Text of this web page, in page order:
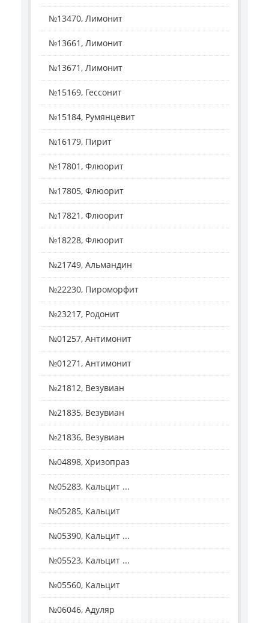
№13470, Лимонит
№13661, Лимонит
№13671, Лимонит
№15169, Гессонит
№15184, Румянцевит
№16179, Пирит
№17801, Флюорит
№17805, Флюорит
№17821, Флюорит
№18228, Флюорит
№21749, Альмандин
№22230, Пироморфит
№23217, Родонит
№01257, Антимонит
№01271, Антимонит
№21812, Везувиан
№21835, Везувиан
№21836, Везувиан
№04898, Хризопраз
№05283, Кальцит ...
№05285, Кальцит
№05390, Кальцит ...
№05523, Кальцит ...
№05560, Кальцит
№06046, Адуляр